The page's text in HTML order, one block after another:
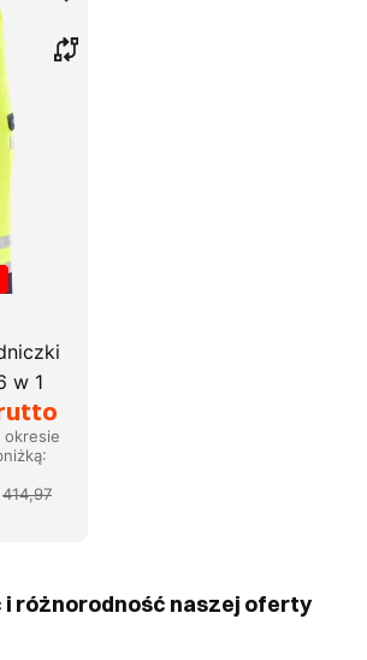
w 1
okresie
414,97
różnorodność naszej oferty